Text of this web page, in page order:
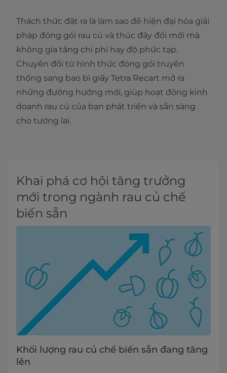
Thách thức đặt ra là làm sao để hiện đại hóa giải
pháp đóng gói rau củ và thúc đẩy đổi mới mà
không gia tăng chi phí hay độ phức tạp.
Chuyển đổi từ hình thức đóng gói truyền
thống sang bao bì giấy Tetra Recart mở ra
những đường hướng mới, giúp hoạt động kinh
doanh rau củ của bạn phát triển và sẵn sàng
cho tương lai.
Khai phá cơ hội tăng trưởng
mới trong ngành rau củ chế
biến sẵn
Khối lượng rau củ chế biến sẵn đang tăng
lên